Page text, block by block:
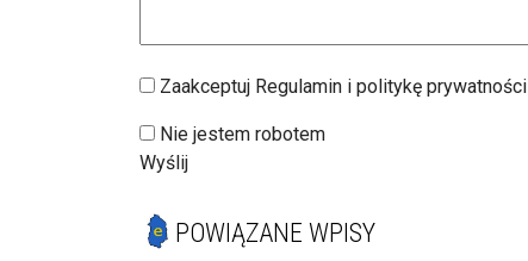
Zaakceptuj Regulamin i politykę prywatności
Nie jestem robotem
Wyślij
POWIĄZANE WPISY